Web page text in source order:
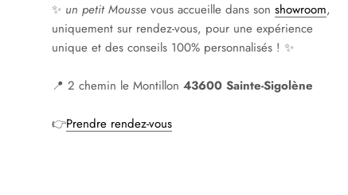
✨ un petit Mousse vous accueille dans son showroom,
uniquement sur rendez-vous, pour une expérience
unique et des conseils 100% personnalisés ! ✨
📍 2 chemin le Montillon 43600 Sainte-Sigolène
👉Prendre rendez-vous